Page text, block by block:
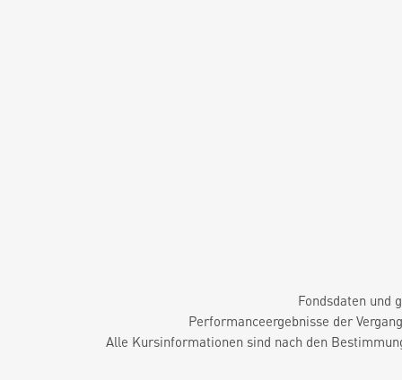
Fondsdaten und
Performanceergebnisse der
Alle Kursinformationen sind nach den